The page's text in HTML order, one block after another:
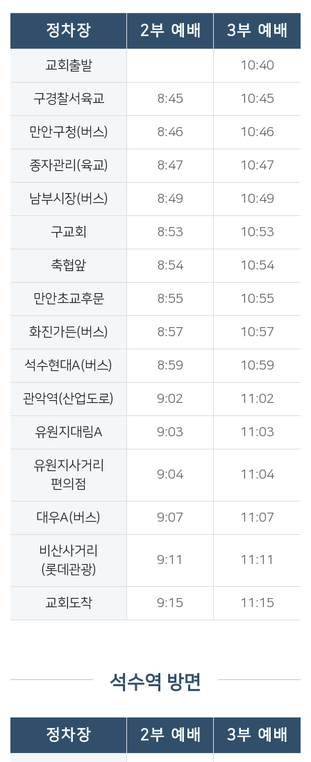
정차장 2부 예배 3부 예배
교회출발 10:40
구경찰서육교 8:45 10:45
만안구청(버스) 8:46 10:46
종자관리(육교) 8:47 10:47
남부시장(버스) 8:49 10:49
구교회 8:53 10:53
축협앞 8:54 10:54
만안초교후문 8:55 10:55
화진가든(버스) 8:57 10:57
석수현대A(버스) 8:59 10:59
관악역(산업도로) 9:02 11:02
유원지대림A 9:03 11:03
유원지사거리
편의점
9:04 11:04
대우A(버스) 9:07 11:07
비산사거리
(롯데관광)
9:11 11:11
교회도착 9:15 11:15
석수역 방면
정차장 2부 예배 3부 예배